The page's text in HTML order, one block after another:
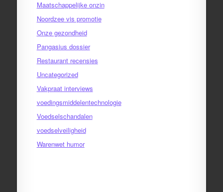
Maatschappelijke onzin
Noordzee vis promotie
Onze gezondheid
Pangasius dossier
Restaurant recensies
Uncategorized
Vakpraat interviews
voedingsmiddelentechnologie
Voedselschandalen
voedselveiligheid
Warenwet humor